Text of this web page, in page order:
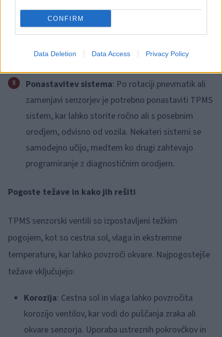
CONFIRM
Data Deletion Data Access Privacy Policy
TPMS ventilov je ključno uporabljati nikljane jedre
ventilov in ustrezne pokrovčke, da preprečite
Ponastavitev sistema: Po rotaciji pnevmatik ali
zamenjavi senzorjev je potrebno ponastaviti TPMS
sistem, kar lahko storite ročno ali s posebnim
orodjem, odvisno od vozila. Nekateri sistemi se
samodejno učijo, medtem ko drugi zahtevajo
programiranje z diagnostičnim orodjem.
Pogoste težave in kako jih rešiti
TPMS senzorski ventili so izpostavljeni težkim
pogojem, kot so cestna sol, vlaga in ekstremne
temperature, kar lahko povzroči okvare. Najpogostejše
težave vključujejo:
Korozija: Cestna sol in vlaga lahko povzročita
korozijo ventilov, kar vodi do puščanja zraka ali
okvare senzorja. Uporaba ustreznih pokrovčkov in